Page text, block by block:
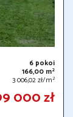
6 pokoi
166,00 m2
3 006,02 zł/m2
000 zł